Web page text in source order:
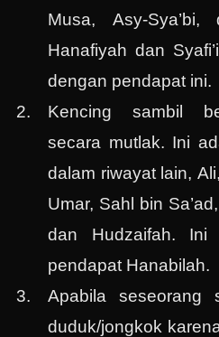
Musa, Asy-
Hanafiyah dan
dengan pendapat ini.
Kencing sambil
secara mutlak. Ini
dalam riwayat lain,
Umar, Sahl bin
dan Hudzaifah. Ini
pendapat Hanabilah.
Apabila seseorang
duduk/jongkok